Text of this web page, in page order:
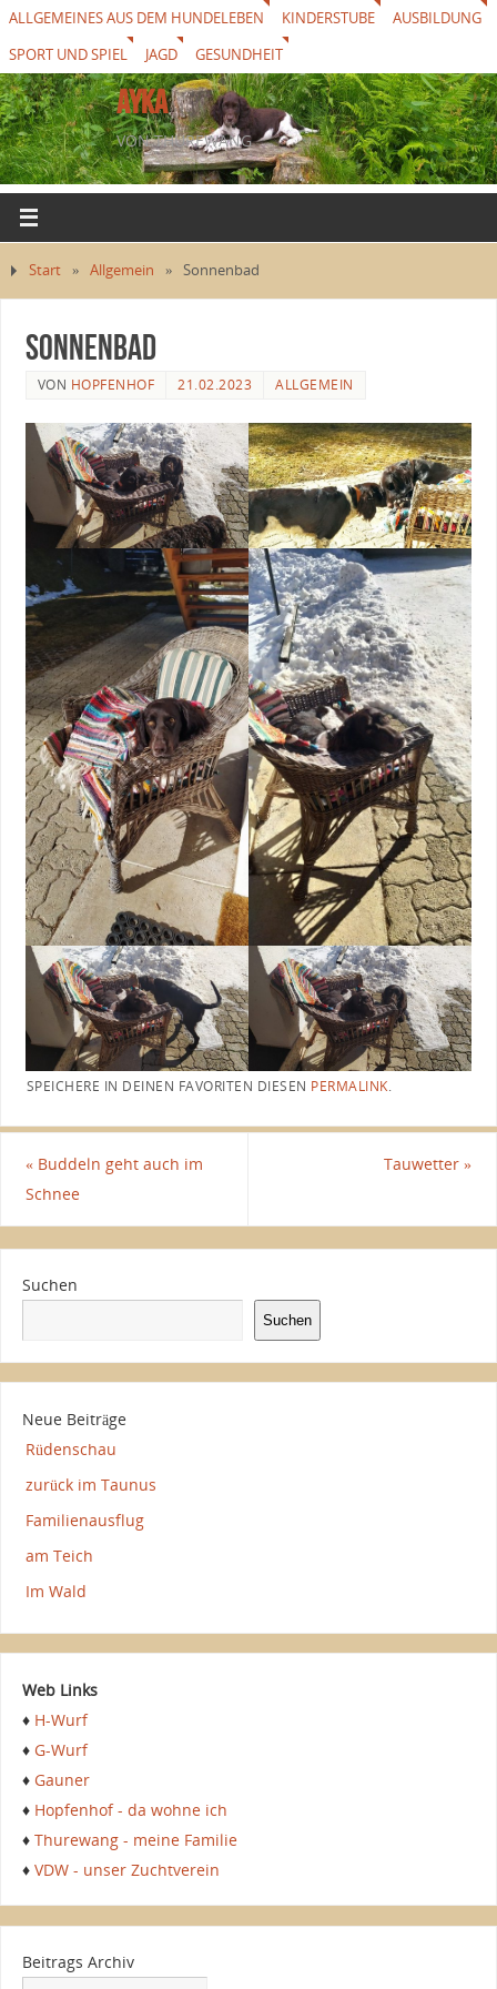
ALLGEMEINES AUS DEM HUNDELEBEN KINDERSTUBE
AUSBILDUNG
SPORT UND SPIEL
JAGD GESUNDHEIT
AYKA
VON THUREWANG
Start » Allgemein » Sonnenbad
Sonnenbad
VON HOPFENHOF 21.02.2023 ALLGEMEIN
SPEICHERE IN DEINEN FAVORITEN DIESEN PERMALINK.
«Buddeln geht auch im
Schnee
Tauwetter»
Suchen
Suchen
Neue Beiträge
Rüdenschau
zurück im Taunus
Familienausflug
am Teich
Im Wald
Web Links
♦ H-Wurf
♦ G-Wurf
♦ Gauner
♦ Hopfenhof - da wohne ich
♦ Thurewang - meine Familie
♦ VDW - unser Zuchtverein
Beitrags Archiv